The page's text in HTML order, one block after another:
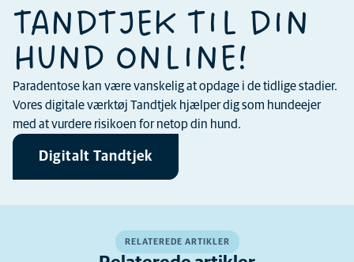
TANDTJEK TIL DIN
HUND ONLINE!
Paradentose kan være vanskelig at opdage i de tidlige stadier.
Vores digitale værktøj Tandtjek hjælper dig som hundeejer
med at vurdere risikoen for netop din hund.
Digitalt Tandtjek
RELATEREDE ARTIKLER